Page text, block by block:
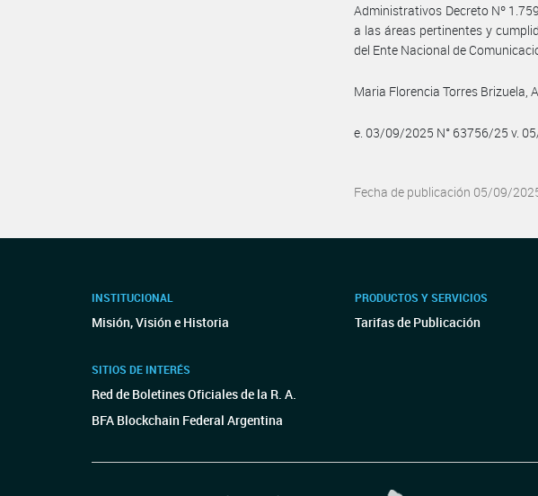
Administrativos Decreto Nº
a las áreas pertinentes y
del Ente Nacional de
Maria Florencia Torres Brizuela,
e. 03/09/2025 N° 63756/25 v.
Fecha de publicación 05/09/
INSTITUCIONAL
Misión, Visión e Historia
SITIOS DE INTERÉS
Red de Boletines Oficiales de la R. A.
BFA Blockchain Federal Argentina
PRODUCTOS Y SERVICIOS
Tarifas de Publicación